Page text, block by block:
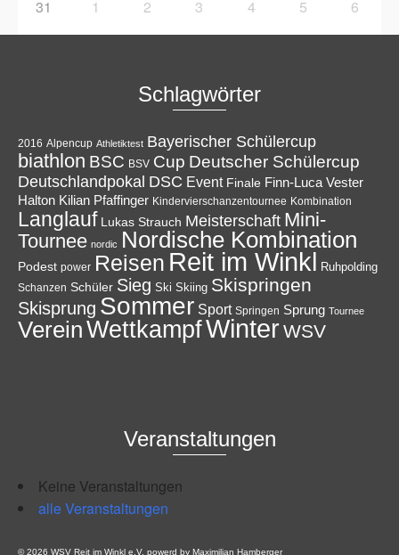
31 1 2 3 4 5 6
Schlagwörter
2016 Alpencup Athletiktest Bayerischer Schülercup
biathlon BSC BSV Cup Deutscher Schülercup
Deutschlandpokal DSC Event Finale Finn-Luca Vester
Halton Kilian Pfaffinger Kindervierschanzentournee Kombination
Langlauf Lukas Strauch Meisterschaft Mini-
Tournee nordic Nordische Kombination
Podest power Reisen Reit im Winkl Ruhpolding
Schanzen Schüler Sieg Ski Skiing Skispringen
Skisprung Sommer Sport Springen Sprung Tournee
VereinWettkampfWinterWSV
Veranstaltungen
Keine Veranstaltungen
alle Veranstaltungen
© 2026 WSV Reit im Winkl e.V. powerd by Maximilian Hamberger